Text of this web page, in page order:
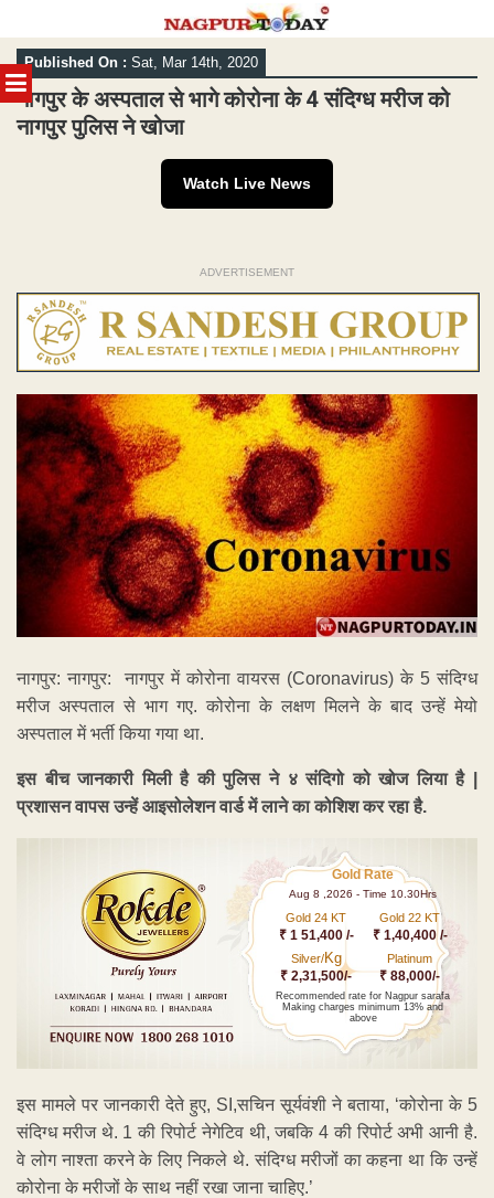
MENU
Skip
to
content
Published On : Sat, Mar 14th, 2020
नागपुर के अस्पताल से भागे कोरोना के 4 संदिग्ध मरीज को
नागपुर पुलिस ने खोजा
Watch Live News
ADVERTISEMENT
नागपुर: नागपुर: नागपुर में कोरोना वायरस (Coronavirus) के 5 संदिग्ध
मरीज अस्पताल से भाग गए. कोरोना के लक्षण मिलने के बाद उन्हें मेयो
अस्पताल में भर्ती किया गया था.
इस बीच जानकारी मिली है की पुलिस ने ४ संदिगो को खोज लिया है |
प्रशासन वापस उन्हें आइसोलेशन वार्ड में लाने का कोशिश कर रहा है.
Gold Rate
Aug 8 ,2026 - Time 10.30Hrs
Gold 24 KT
₹ 1 51,400 /-
Gold 22 KT
₹ 1,40,400 /-
Silver/Kg
₹ 2,31,500/-
Platinum
₹ 88,000/-
Recommended rate for Nagpur sarafa
Making charges minimum 13% and
above
इस मामले पर जानकारी देते हुए, SI,सचिन सूर्यवंशी ने बताया, ‘कोरोना के 5
संदिग्ध मरीज थे. 1 की रिपोर्ट नेगेटिव थी, जबकि 4 की रिपोर्ट अभी आनी है.
वे लोग नाश्ता करने के लिए निकले थे. संदिग्ध मरीजों का कहना था कि उन्हें
कोरोना के मरीजों के साथ नहीं रखा जाना चाहिए.’